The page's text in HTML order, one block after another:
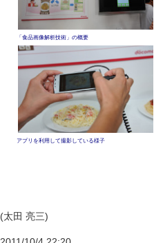
「食品画像解析技術」の概要
アプリを利用して撮影している様子
(太田 亮三)